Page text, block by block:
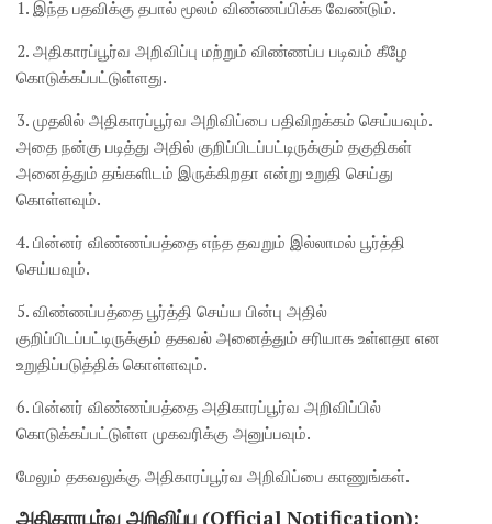
1. இந்த பதவிக்கு தபால் மூலம் விண்ணப்பிக்க வேண்டும்.
2. அதிகாரப்பூர்வ அறிவிப்பு மற்றும் விண்ணப்ப படிவம் கீழே
கொடுக்கப்பட்டுள்ளது.
3. முதலில் அதிகாரப்பூர்வ அறிவிப்பை பதிவிறக்கம் செய்யவும்.
அதை நன்கு படித்து அதில் குறிப்பிடப்பட்டிருக்கும் தகுதிகள்
அனைத்தும் தங்களிடம் இருக்கிறதா என்று உறுதி செய்து
கொள்ளவும்.
4. பின்னர் விண்ணப்பத்தை எந்த தவறும் இல்லாமல் பூர்த்தி
செய்யவும்.
5. விண்ணப்பத்தை பூர்த்தி செய்ய பின்பு அதில்
குறிப்பிடப்பட்டிருக்கும் தகவல் அனைத்தும் சரியாக உள்ளதா என
உறுதிப்படுத்திக் கொள்ளவும்.
6. பின்னர் விண்ணப்பத்தை அதிகாரப்பூர்வ அறிவிப்பில்
கொடுக்கப்பட்டுள்ள முகவரிக்கு அனுப்பவும்.
மேலும் தகவலுக்கு அதிகாரப்பூர்வ அறிவிப்பை காணுங்கள்.
அதிகாரபூர்வ அறிவிப்பு (Official Notification):